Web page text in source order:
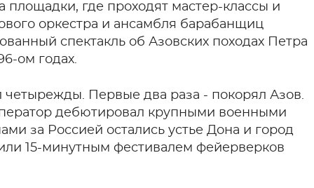
площадки, где проходят мастер-классы и
оркестра и ансамбля барабанщиц
спектакль об Азовских походах Петра
ом годах.
Первые два раза - покорял Азов.
дебютировал крупными военными
за Россией остались устье Дона и город
15-минутным фестивалем фейерверков